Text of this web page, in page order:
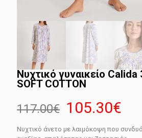
Νυχτικό γυναικείο
SOFT COTTON
117.00€ Original
price
105.30€
Νυχτικό άνετο με λαιμόκοψη που